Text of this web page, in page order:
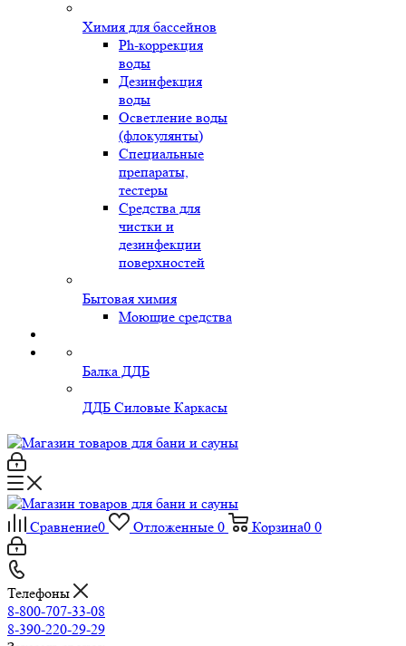
Химия для бассейнов
Ph-коррекция
воды
Дезинфекция
воды
Осветление воды
(флокулянты)
Специальные
препараты,
тестеры
Средства для
чистки и
дезинфекции
поверхностей
Бытовая химия
Моющие средства
Балка ДДБ
ДДБ Силовые Каркасы
Сравнение0 Отложенные 0 Корзина0 0
Телефоны
8-800-707-33-08
8-390-220-29-29